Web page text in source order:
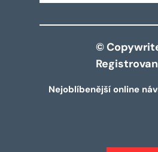
©
Nejoblíbenější online